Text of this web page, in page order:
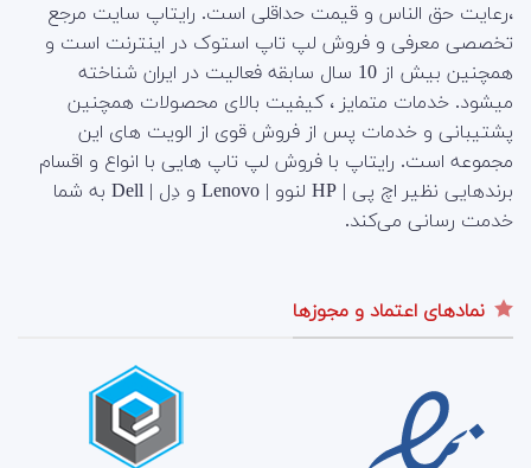
،رعایت حق الناس و قیمت حداقلی است. رایتاپ سایت مرجع
تخصصی معرفی و فروش لپ تاپ استوک در اینترنت است و
همچنین بیش از 10 سال سابقه فعالیت در ایران شناخته
میشود. خدمات متمایز ، کیفیت بالای محصولات همچنین
پشتیبانی و خدمات پس از فروش قوی از الویت های این
مجموعه است. رایتاپ با فروش لپ تاپ هایی با انواع و اقسام
برندهایی نظیر اچ پی | HP لنوو | Lenovo و دِل | Dell به شما
خدمت رسانی می‌کند.
نمادهای اعتماد و مجوزها